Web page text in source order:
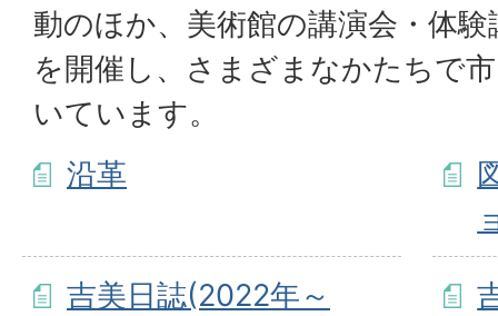
動のほか、美術館の講演会・体
を開催し、さまざまなかたちで
いています。
沿革
吉美日誌(2022年～